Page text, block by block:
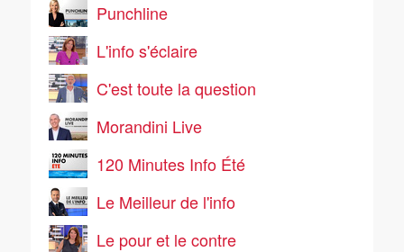
Punchline
L'info s'éclaire
C'est toute la question
Morandini Live
120 Minutes Info Été
Le Meilleur de l'info
Le pour et le contre